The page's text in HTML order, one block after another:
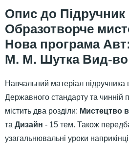
Підручник
Образотворче
Нова програма
М. М. Шутка Вид-
Навчальний матеріал підручника
Державного стандарту та чинній
містить два розділи: Мистецтво
та Дизайн - 15 тем. Також
узагальнювальні уроки